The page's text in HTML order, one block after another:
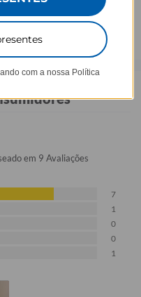
em 9 Avaliações
7
1
0
0
1
com a nossa Política